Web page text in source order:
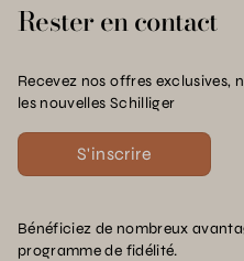
Rester en contact
Recevez nos offres exclusives,
les nouvelles Schilliger
S'inscrire
Bénéficiez de nombreux
programme de fidélité.